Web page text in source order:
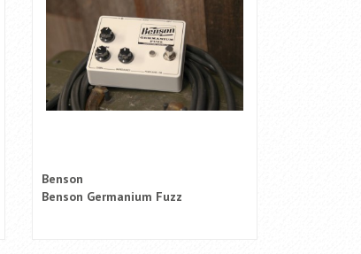
Benson
Benson Germanium Fuzz